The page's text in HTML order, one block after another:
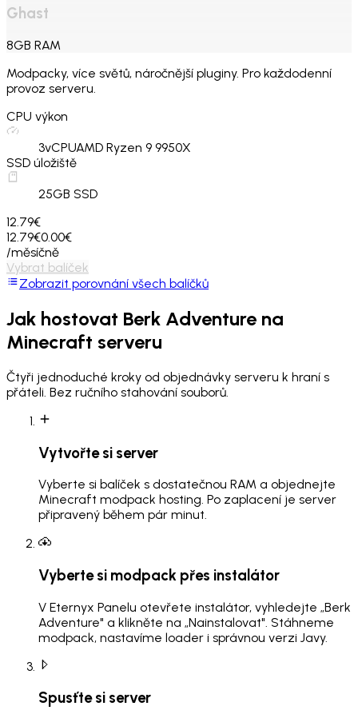
Ghast
8GB RAM
Modpacky, více světů, náročnější pluginy. Pro každodenní
provoz serveru.
CPU výkon
3vCPUAMD Ryzen 9 9950X
SSD úložiště
25GB SSD
12.79€
12.79€0.00€
/měsíčně
Vybrat balíček
Zobrazit porovnání všech balíčků
Jak hostovat Berk Adventure na
Minecraft serveru
Čtyři jednoduché kroky od objednávky serveru k hraní s
přáteli. Bez ručního stahování souborů.
Vytvořte si server
Vyberte si balíček s dostatečnou RAM a objednejte
Minecraft modpack hosting. Po zaplacení je server
připravený během pár minut.
Vyberte si modpack přes instalátor
V Eternyx Panelu otevřete instalátor, vyhledejte „Berk
Adventure" a klikněte na „Nainstalovat". Stáhneme
modpack, nastavíme loader i správnou verzi Javy.
Spusťte si server